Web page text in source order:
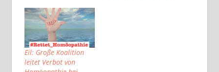
Eil: Große Koalition
leitet Verbot von